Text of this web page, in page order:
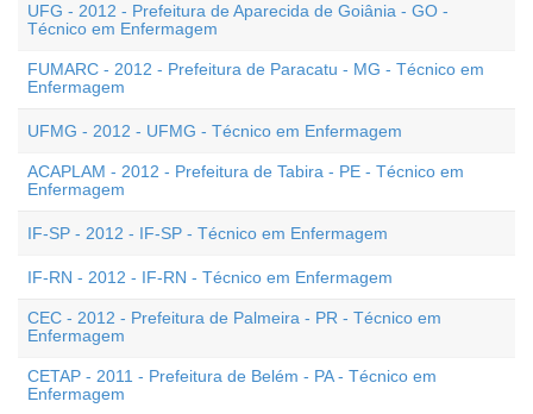
UFG - 2012 - Prefeitura de Aparecida de Goiânia - GO -
Técnico em Enfermagem
FUMARC - 2012 - Prefeitura de Paracatu - MG - Técnico em
Enfermagem
UFMG - 2012 - UFMG - Técnico em Enfermagem
ACAPLAM - 2012 - Prefeitura de Tabira - PE - Técnico em
Enfermagem
IF-SP - 2012 - IF-SP - Técnico em Enfermagem
IF-RN - 2012 - IF-RN - Técnico em Enfermagem
CEC - 2012 - Prefeitura de Palmeira - PR - Técnico em
Enfermagem
CETAP - 2011 - Prefeitura de Belém - PA - Técnico em
Enfermagem